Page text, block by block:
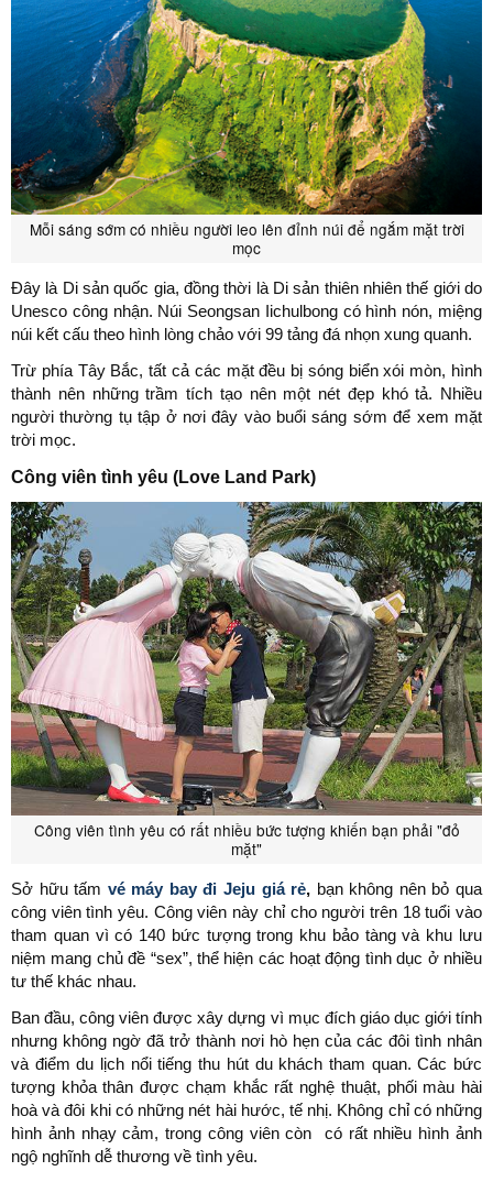
Mỗi sáng sớm có nhiều người leo lên đỉnh núi để ngắm mặt trời
mọc
Đây là Di sản quốc gia, đồng thời là Di sản thiên nhiên thế giới do
Unesco công nhận. Núi Seongsan Iichulbong có hình nón, miệng
núi kết cấu theo hình lòng chảo với 99 tảng đá nhọn xung quanh.
Trừ phía Tây Bắc, tất cả các mặt đều bị sóng biển xói mòn, hình
thành nên những trầm tích tạo nên một nét đẹp khó tả. Nhiều
người thường tụ tập ở nơi đây vào buổi sáng sớm để xem mặt
trời mọc.
Công viên tình yêu (Love Land Park)
Công viên tình yêu có rất nhiều bức tượng khiến bạn phải "đỏ
mặt"
Sở hữu tấm vé máy bay đi Jeju giá rẻ, bạn không nên bỏ qua
công viên tình yêu. Công viên này chỉ cho người trên 18 tuổi vào
tham quan vì có 140 bức tượng trong khu bảo tàng và khu lưu
niệm mang chủ đề “sex”, thể hiện các hoạt động tình dục ở nhiều
tư thế khác nhau.
Ban đầu, công viên được xây dựng vì mục đích giáo dục giới tính
nhưng không ngờ đã trở thành nơi hò hẹn của các đôi tình nhân
và điểm du lịch nổi tiếng thu hút du khách tham quan. Các bức
tượng khỏa thân được chạm khắc rất nghệ thuật, phối màu hài
hoà và đôi khi có những nét hài hước, tế nhị. Không chỉ có những
hình ảnh nhạy cảm, trong công viên còn có rất nhiều hình ảnh
ngộ nghĩnh dễ thương về tình yêu.